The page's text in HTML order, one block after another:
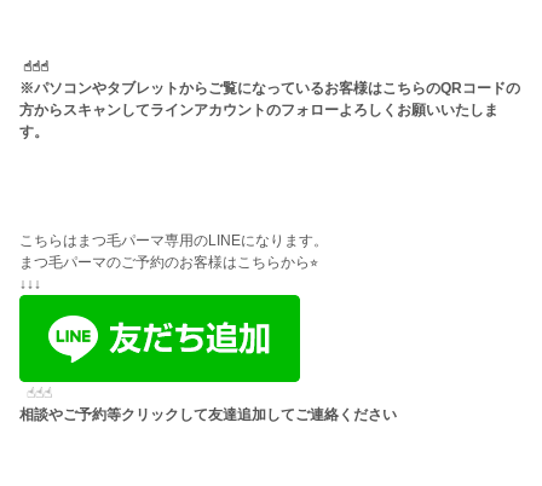
☝︎☝︎☝︎
※パソコンやタブレットからご覧になっているお客様はこちらのQRコードの
方からスキャンしてラインアカウントのフォローよろしくお願いいたしま
す。
こちらはまつ毛パーマ専用のLINEになります。
まつ毛パーマのご予約のお客様はこちらから⭐︎
↓↓↓
☝︎☝︎☝︎
相談やご予約等クリックして友達追加してご連絡ください